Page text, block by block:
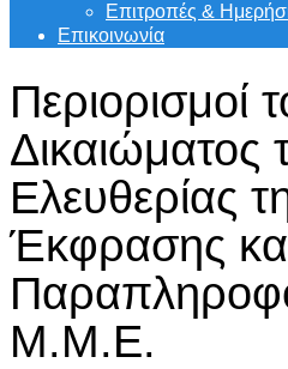
Επιτροπές &
Επικοινωνία
Περιορισμοί
Δικαιώματος
Ελευθερίας
Έκφρασης
Μ.Μ.Ε.